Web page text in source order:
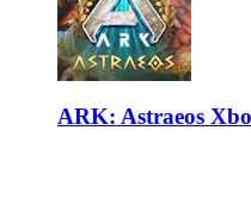
ARK: Astraeos